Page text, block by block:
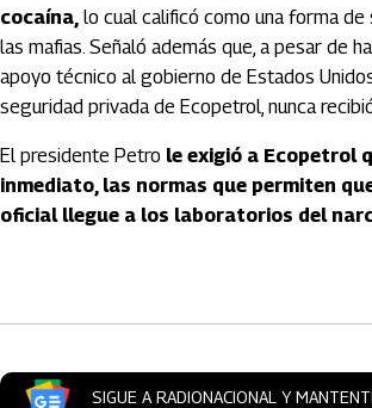
cocaína, lo cual calificó como una forma
las mafias. Señaló además que, a pesar de
apoyo técnico al gobierno de Estados
seguridad privada de Ecopetrol, nunca
El presidente Petro le exigió a Ecopetrol
inmediato, las normas que permiten
oficial llegue a los laboratorios del
SIGUE A RADIONACIONAL Y